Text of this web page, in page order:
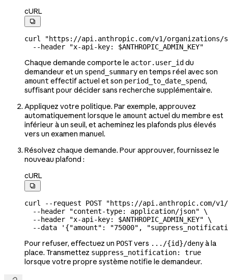
cURL

curl
"https://api.anthropic.com/v1/organizations/
  --header
"x-api-key: $ANTHROPIC_ADMIN_KEY"
Chaque demande comporte le actor.user_id du
demandeur et un spend_summaryen temps réel avec son
amount effectif actuel et son period_to_date_spend,
suffisant pour décider sans recherche supplémentaire.
Appliquez votre politique. Par exemple, approuvez
automatiquement lorsque le amount actuel du membre est
inférieur à un seuil, et acheminez les plafonds plus élevés
vers un examen manuel.
Résolvez chaque demande. Pour approuver, fournissez le
nouveau plafond :
cURL

curl --request POST "https://api.anthropic.com/v1/
  --header
"content-type: application/json" \
  --header
"x-api-key: $ANTHROPIC_ADMIN_KEY" \
  --data
'{"amount": "75000",
Pour refuser, effectuez un POSTvers .../{id}/denyà la
place. Transmettez suppress_notification: true
lorsque votre propre système notifie le demandeur.